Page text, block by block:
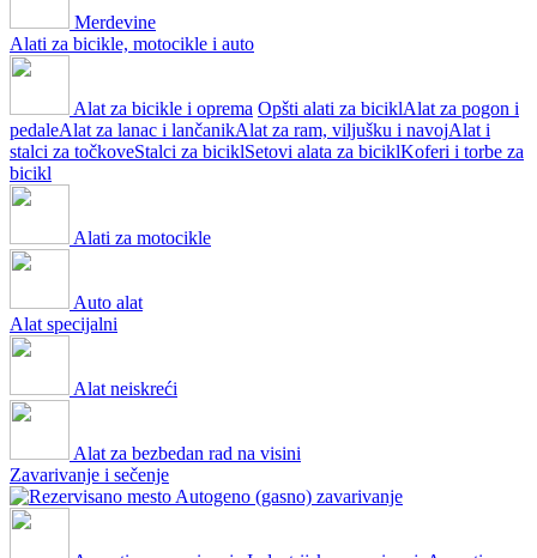
Merdevine
Alati za bicikle, motocikle i auto
Alat za bicikle i oprema Opšti alati za biciklAlat za pogon i
pedaleAlat za lanac i lančanikAlat za ram, viljušku i navojAlat i
stalci za točkoveStalci za biciklSetovi alata za biciklKoferi i torbe za
bicikl
Alati za motocikle
Auto alat
Alat specijalni
Alat neiskreći
Alat za bezbedan rad na visini
Zavarivanje i sečenje
Autogeno (gasno) zavarivanje